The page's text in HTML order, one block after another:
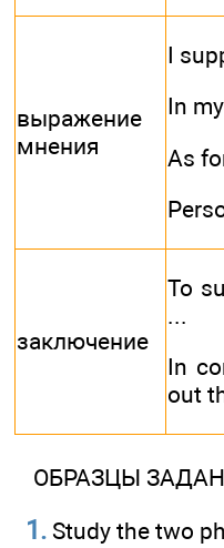
выражение
мнения
I
In
As
заключение
To
...
In
out
ОБРАЗЦЫ
1. Study the two